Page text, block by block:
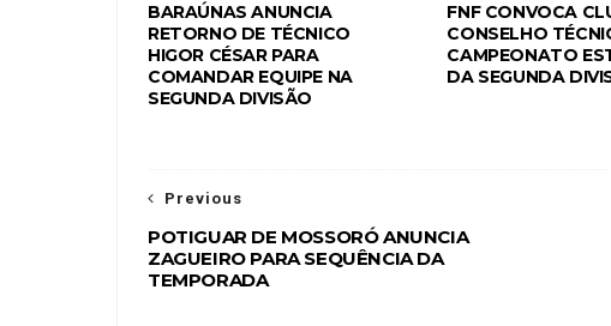
BARAÚNAS ANUNCIA
RETORNO DE TÉCNICO
HIGOR CÉSAR PARA
COMANDAR EQUIPE NA
SEGUNDA DIVISÃO
FNF CONVOCA
CONSELHO
CAMPEONATO
DA SEGUNDA
Previous
POTIGUAR DE MOSSORÓ ANUNCIA
ZAGUEIRO PARA SEQUÊNCIA DA
TEMPORADA